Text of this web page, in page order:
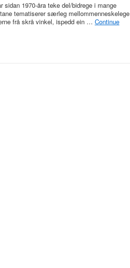
sidan 1970-åra teke del/bidrege i mange
tematiserer særleg mellommenneskelege
frå skrå vinkel, ispedd ein … Continue